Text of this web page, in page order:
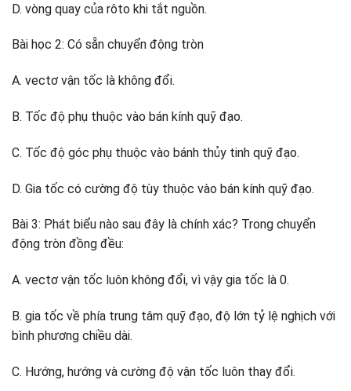
D. vòng quay của rôto khi tắt nguồn.
Bài học 2: Có sẵn chuyển động tròn
A. vectơ vận tốc là không đổi.
B. Tốc độ phụ thuộc vào bán kính quỹ đạo.
C. Tốc độ góc phụ thuộc vào bánh thủy tinh quỹ đạo.
D. Gia tốc có cường độ tùy thuộc vào bán kính quỹ đạo.
Bài 3: Phát biểu nào sau đây là chính xác? Trong chuyển
động tròn đồng đều:
A. vectơ vận tốc luôn không đổi, vì vậy gia tốc là 0.
B. gia tốc về phía trung tâm quỹ đạo, độ lớn tỷ lệ nghịch với
bình phương chiều dài.
C. Hướng, hướng và cường độ vận tốc luôn thay đổi.